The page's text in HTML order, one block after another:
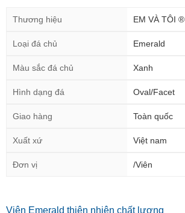
Thương hiệu EM VÀ TÔI ®
Loại đá chủ Emerald
Màu sắc đá chủ Xanh
Hình dạng đá Oval/Facet
Giao hàng Toàn quốc
Xuất xứ Việt nam
Đơn vị /Viên
Viên Emerald thiên nhiên chất lượng